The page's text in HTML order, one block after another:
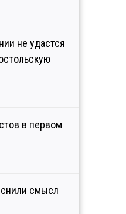
не удастся
в первом
смысл